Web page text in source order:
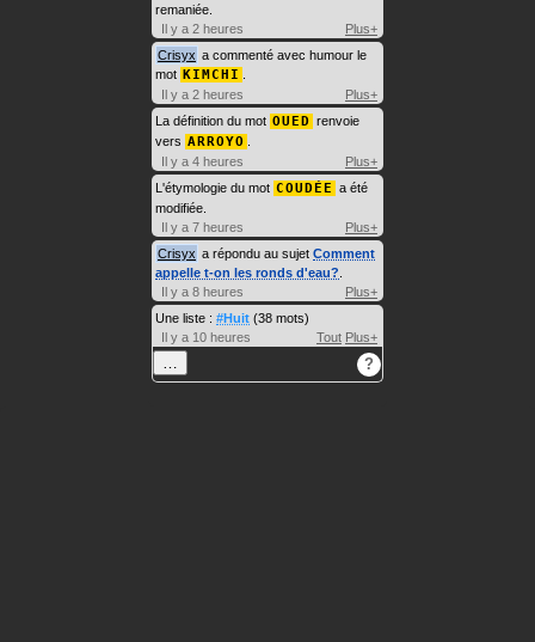
remaniée.
Il y a 2 heures
Plus+
Crisyx a commenté avec humour le
mot KIMCHI
Il y a 2 heures
Plus+
La définition du mot OUED renvoie
vers ARROYO
Il y a 4 heures
Plus+
L'étymologie du mot COUDÉE a été
modifiée.
Il y a 7 heures
Plus+
Crisyx a répondu au sujet Comment
appelle t-on les ronds d'eau?
Il y a 8 heures
Plus+
Une liste : #Huit (38 mots)
Il y a 10 heures
Tout Plus+
?